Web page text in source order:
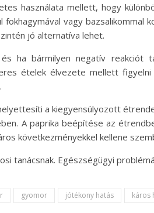
használata mellett, hogy
vagy bazsalikommal
jó alternatíva lehet.
ha bármilyen negatív reakciót
ételek élvezete mellett
a kiegyensúlyozott
A paprika beépítése az
következményekkel kellene
tanácsnak. Egészségügyi
gyomor jótékony hatás káros